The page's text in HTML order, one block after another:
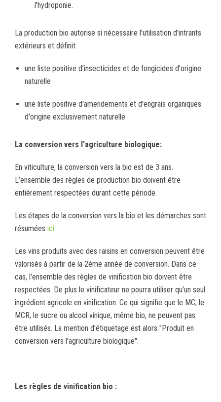
l'hydroponie.
La production bio autorise si nécessaire l'utilisation d'intrants
extérieurs et définit:
une liste positive d’insecticides et de fongicides d'origine
naturelle
une liste positive d'amendements et d'engrais organiques
d'origine exclusivement naturelle
La conversion vers l'agriculture biologique:
En viticulture, la conversion vers la bio est de 3 ans.
L’ensemble des règles de production bio doivent être
entièrement respectées durant cette période.
Les étapes de la conversion vers la bio et les démarches sont
résumées ici.
Les vins produits avec des raisins en conversion peuvent être
valorisés à partir de la 2ème année de conversion. Dans ce
cas, l'ensemble des règles de vinification bio doivent être
respectées. De plus le vinificateur ne pourra utiliser qu'un seul
ingrédient agricole en vinification. Ce qui signifie que le MC, le
MCR, le sucre ou alcool vinique, même bio, ne peuvent pas
être utilisés. La mention d'étiquetage est alors "Produit en
conversion vers l'agriculture biologique".
Les règles de vinification bio :